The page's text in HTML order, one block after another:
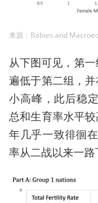
来源：Babies and
从下图可见，第
遍低于第二组，
小高峰，此后稳
总和生育率水平
年几乎一致徘徊
率从二战以来一路